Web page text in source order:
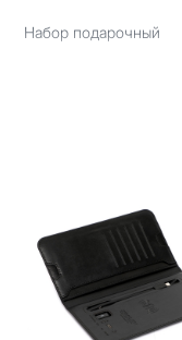
Набор подарочный